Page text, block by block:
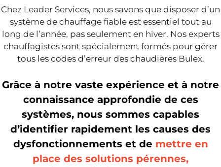
Chez Leader Services, nous savons que disposer d’un
système de chauffage fiable est essentiel tout au
long de l’année, pas seulement en hiver. Nos experts
chauffagistes sont spécialement formés pour gérer
tous les codes d’erreur des chaudières Bulex.
Grâce à notre vaste expérience et à notre
connaissance approfondie de ces
systèmes, nous sommes capables
d’identifier rapidement les causes des
dysfonctionnements et de mettre en
place des solutions pérennes,